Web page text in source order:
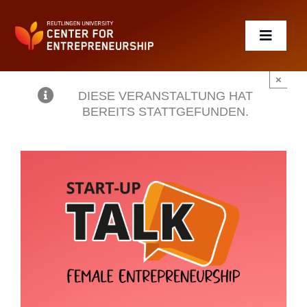
Inhalt
springen
Toggle
Gründen
DIESE VERANSTALTUNG HAT
BEREITS STATTGEFUNDEN.
×